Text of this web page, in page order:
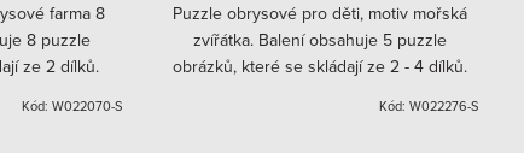
farma 8
8 puzzle
ze 2 dílků.
Kód: W022070-S
Puzzle obrysové pro děti, motiv mořská
zvířátka. Balení obsahuje 5 puzzle
obrázků, které se skládají ze 2 - 4 dílků.
Kód: W022276-S